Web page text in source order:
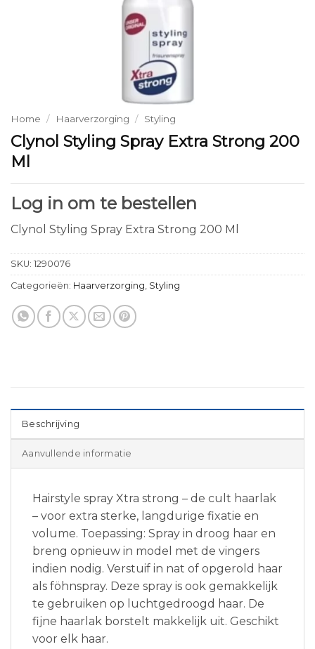
Home / Haarverzorging / Styling
Clynol Styling Spray Extra Strong 200
Ml
Log in om te bestellen
Clynol Styling Spray Extra Strong 200 Ml
SKU: 1290076
Categorieën: Haarverzorging Styling
Beschrijving
Aanvullende informatie
Hairstyle spray Xtra strong – de cult haarlak
– voor extra sterke, langdurige fixatie en
volume. Toepassing: Spray in droog haar en
breng opnieuw in model met de vingers
indien nodig. Verstuif in nat of opgerold haar
als föhnspray. Deze spray is ook gemakkelijk
te gebruiken op luchtgedroogd haar. De
fijne haarlak borstelt makkelijk uit. Geschikt
voor elk haar.